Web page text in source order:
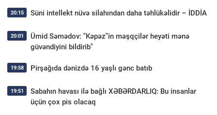
20:15 Süni intellekt nüvə silahından daha təhlükəlidir – İDDİA
20:01
Ümid Səmədov: "Kəpəz"in məşqçilər heyəti mənə
güvəndiyini bildirib"
19:58 Pirşağıda dənizdə 16 yaşlı gənc batıb
19:51
Sabahın havası ilə bağlı XƏBƏRDARLIQ: Bu insanlar
üçün çox pis olacaq